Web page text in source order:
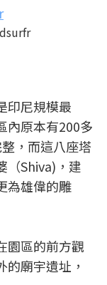
印尼規模最
內原本有200多
，而這八座塔
（Shiva)，建
為雄偉的雕
園區的前方觀
廟宇遺址，